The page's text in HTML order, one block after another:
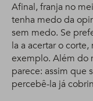
Afinal, franja no
tenha medo da
sem medo. Se
la a acertar o
exemplo. Além do
parece: assim que
percebê-la já